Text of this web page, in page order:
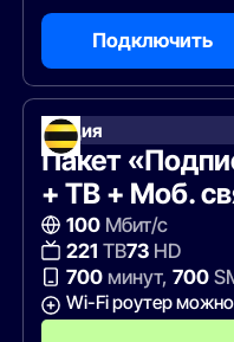
Подключить
Акция
Пакет
+ ТВ + Моб.
100Мбит/с
221 ТВ73HD
700минут, 700
Wi-Fi роутер